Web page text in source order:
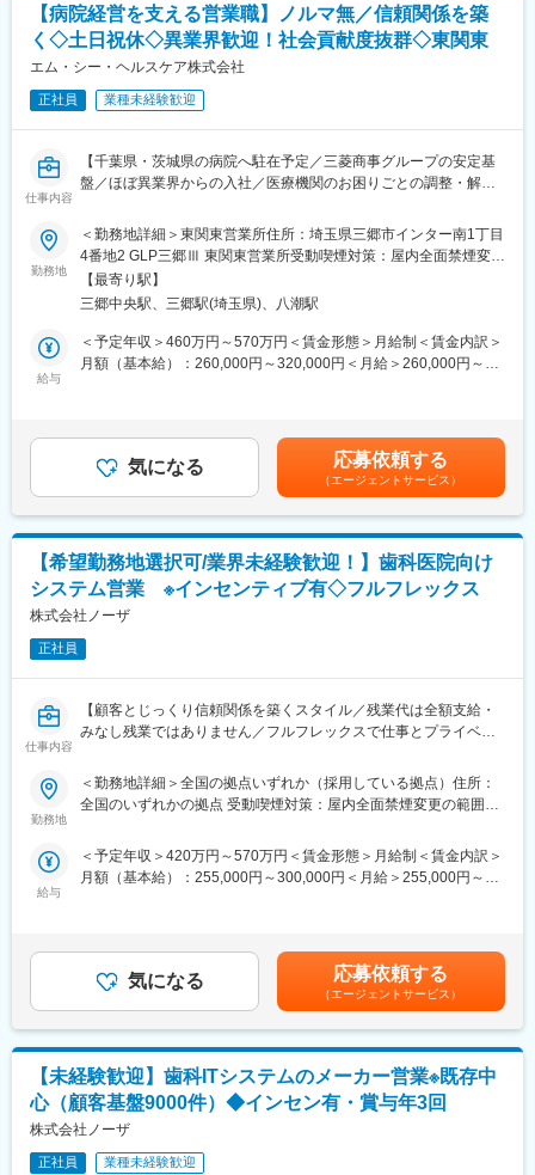
ざいます。
各工場には社員食堂も完備されており働きやすい環境です。
配属予定の製造部製造一課は全体で21名の組織で、20代5名、30
代7名と若手も多くご活躍いただいております。
変更の範囲：会社の定める業務
※医療材料とは？：注射やガーゼなど病院で使用される材料
（2）医療製品の購入価格削減
医療材料の価格は、地域や病院の間で大きなばらつきがため、当
社が、医療スタッフとメーカー、ディーラーの間に立ち、適切な
価格で安定的な調達を実現します。
【実施内容】
・コストが低い製品を採用するために、ドクターなど医療スタッ
フへの提案
※医療スタッフの意向を確認し、コストとのバランスを鑑みて、改
善に向けた提案・各所の調整を行います
■入社後のサポート体制：
・2～3年程度をめどに、商材知識を身につけていただきます。
にサポートしていくので、初めての方も安心です。
・基本的に、病院へ常駐するスタイルでの勤務となりますが、同
じ部署のスタッフが常に気にかけてくれるため、不安はすぐに解
消される環境です。
※千葉県・茨城県エリアの病院へ配属予定
■やりがい：
・医療機関の課題やお困りごとの解決により、医療従事者が患者
様に向き合う時間が増え、患者様への貢献につながります。
・医療の最前線で働く方からの信頼と期待に応え、感謝される瞬
変更の範囲：会社の定める業務
【病院経営を支える営業職】ノルマ無／信頼関係を築
く◇土日祝休◇異業界歓迎！社会貢献度抜群◇東関東
エム・シー・ヘルスケア株式会社
正社員 業種未経験歓迎
仕事内容
【千葉県・茨城県の病院へ駐在予定／三菱商事グループの安定基
盤／ほぼ異業界からの入社／医療機関のお困りごとの調整・解決
■職務内容：
当社は、病院経営のパートナーとして、病院で使用する医療材料
や医薬品の調達、物品管理や、医療材料費に関する削減の提案を
行っております。
本ポジションでは、基本的には顧客となる病院に常駐し、医療現
場の後方支援に必要な業務に取り組んでいただきます。
（1）病院内の物流管理（SPD）
・医療材料や医薬品の調達代行
└材料の仕分けや納品作業はパートさんが担当しております。そ
のため、パートさんの業務サポートやシフト調整も行います。
※医療材料とは？：注射やガーゼなど病院で使用される材料
（2）医療製品の購入価格削減
医療材料の価格は、地域や病院の間で大きなばらつきがため、当
社が、医療スタッフとメーカー、ディーラーの間に立ち、適切な
価格で安定的な調達を実現します。
・メーカー、ディーラー（販売代理店）との価格交渉支援
・コストが低い製品を採用するために、ドクターなど医療スタッ
※医療スタッフの意向を確認し、コストとのバランスを鑑みて、改
善に向けた提案・各所の調整を行います
・まずは現場に慣れていただき、その後、価格交渉や医療従事者
へのコスト削減提案などに挑戦いただきます。
・基本的にOJTにて現場を学んでいただきます。先輩社員が丁寧
・基本的に、病院へ常駐するスタイルでの勤務となりますが、同
じ部署のスタッフが常に気にかけてくれるため、不安はすぐに解
消される環境です。
※千葉県・茨城県エリアの病院へ配属予定
■やりがい：
勤務地
＜勤務地詳細＞東関東営業所住所：埼玉県三郷市インター南1丁目
4番地2 GLP三郷Ⅲ 東関東営業所受動喫煙対策：屋内全面禁煙変更
の範囲：会社の定める事業所
【最寄り駅】
三郷中央駅、三郷駅(埼玉県)、八潮駅
給与
＜予定年収＞460万円～570万円＜賃金形態＞月給制＜賃金内訳＞
月額（基本給）：260,000円～320,000円＜月給＞260,000円～
くまでも目安の金額であり、選考を通じて上下する可能性があり
ます。月給(月額)は固定手当を含めた表記です。
気になる 応募依頼する
（エージェントサービス）
【希望勤務地選択可/業界未経験歓迎！】歯科医院向け
システム営業 ※インセンティブ有◇フルフレックス
株式会社ノーザ
正社員
仕事内容
【顧客とじっくり信頼関係を築くスタイル／残業代は全額支給・
みなし残業ではありません／フルフレックスで仕事とプライベー
販売代理店や既にお取引がある歯科医院を中心に、当社製品であ
る医療用システムの営業をお任せします。
らの紹介となります。）
・歯科医院へのヒアリングと当社製品の提案～契約業務
・ドクター、歯科衛生士等に対する製品説明、プレゼンテーショ
ン
・歯科医療システムの納品対応
・既存顧客への定期訪問
└システム導入後は、基本的に、インストラクター職のスタッフ
にお客様のサポートを引き継ぎます。
営業担当は定期訪問し、更なる提案や、歯科医院との信頼関係構
築の役割を担います。
勤務地
＜勤務地詳細＞全国の拠点いずれか（採用している拠点）住所：
全国のいずれかの拠点 受動喫煙対策：屋内全面禁煙変更の範囲：
給与
＜予定年収＞420万円～570万円＜賃金形態＞月給制＜賃金内訳＞
月額（基本給）：255,000円～300,000円＜月給＞255,000円～
なし残業の設定はありません【その他手当】■インセンティブ手
当 ■時間外手当 ■直行直帰手当 ■出張手当 ■役職手当 ■職
務手当 ■休日出勤手当賃金はあくまでも目安の金額であり、選考
を通じて上下する可能性があります。月給(月額)は固定手当を含め
た表記です。
気になる 応募依頼する
（エージェントサービス）
【未経験歓迎】歯科ITシステムのメーカー営業※既存中
心（顧客基盤9000件）◆インセン有・賞与年3回
株式会社ノーザ
正社員 業種未経験歓迎